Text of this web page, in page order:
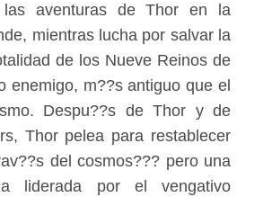
las aventuras de Thor en la
mientras lucha por salvar la
de los Nueve Reinos de
enemigo, m??s antiguo que el
Despu??s de Thor y de
Thor pelea para restablecer
del cosmos??? pero una
liderada por el vengativo